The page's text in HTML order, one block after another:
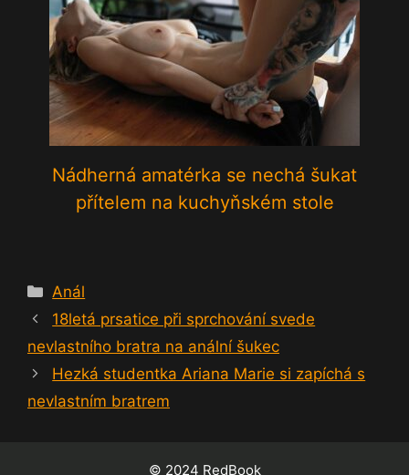
Nádherná amatérka se nechá šukat
přítelem na kuchyňském stole
Rubriky
Anál
18letá prsatice při sprchování svede
nevlastního bratra na anální šukec
Hezká studentka Ariana Marie si zapíchá s
nevlastním bratrem
© 2024 RedBook